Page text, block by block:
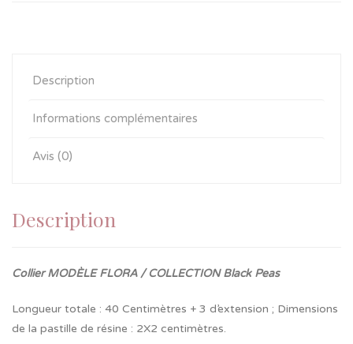
Description
Informations complémentaires
Avis (0)
Description
Collier MODÈLE FLORA / COLLECTION Black Peas
Longueur totale : 40 Centimètres + 3 d’extension ; Dimensions
de la pastille de résine : 2X2 centimètres.